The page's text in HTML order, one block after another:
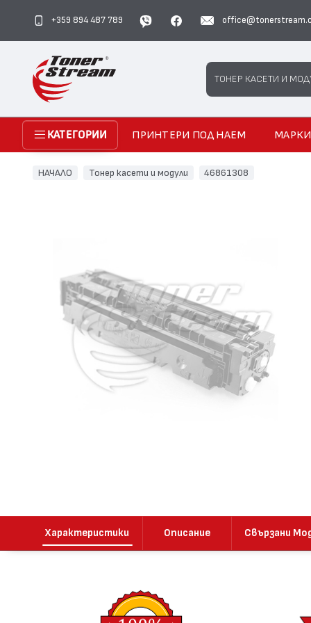
+359 894 487 789
Search
ТОНЕР КАСЕТИ И
КАТЕГОРИИ ПРИНТЕРИ ПОД НАЕМ МАРКИ
НАЧАЛО Тонер касети и модули 46861308
Характеристики Описание Свързани